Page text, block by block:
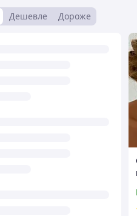
Дешевле Дороже